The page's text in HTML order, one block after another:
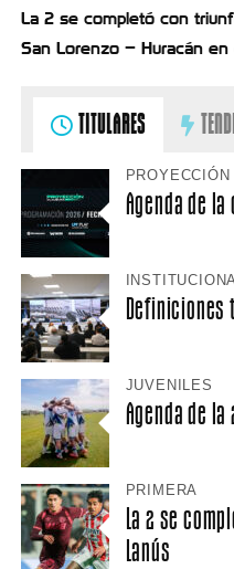
La 2 se completó con
San Lorenzo – Huracán
TITULARES
PROYECCIÓN
Agenda de
Definiciones
JUVENILES
Agenda de
PRIMERA
La 2 se
Lanús